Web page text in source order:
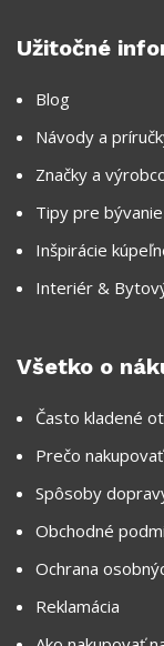
Užitočné
Blog
Návody a
Značky a
Tipy pre
Inšpirácie
Interiér &
Všetko o
Často kladené
Prečo
Spôsoby
Obchodné
Ochrana
Reklamácia